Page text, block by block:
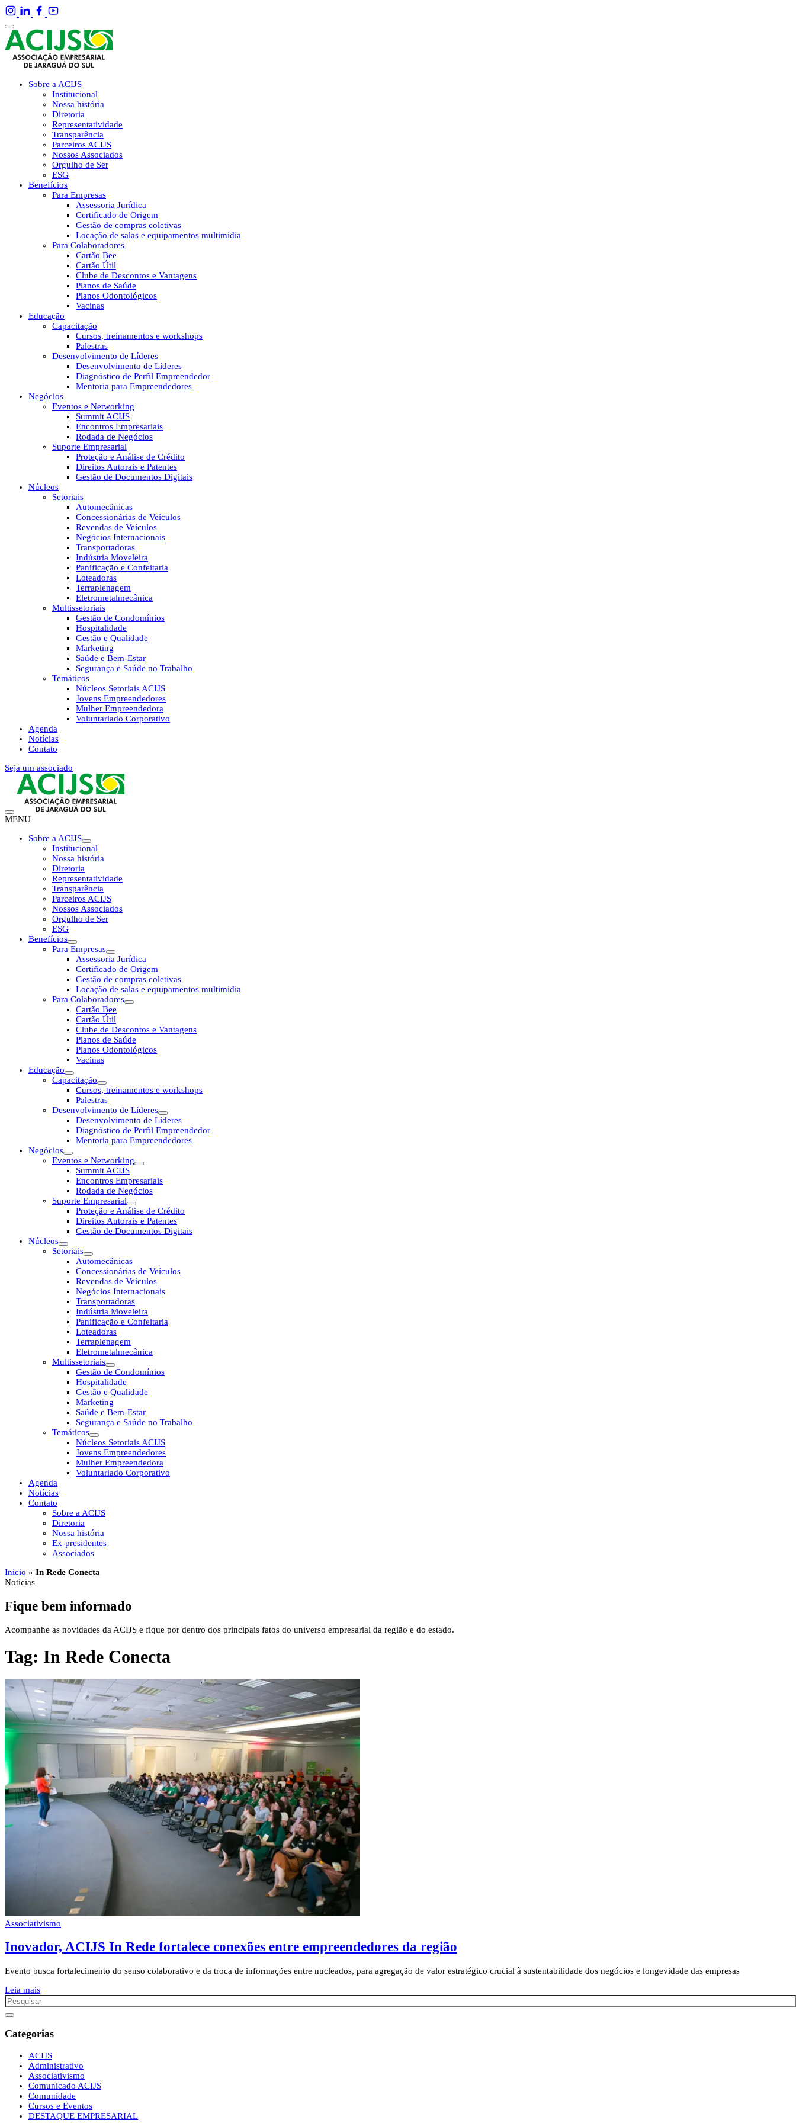
Sobre a ACIJS
Institucional
Nossa história
Diretoria
Representatividade
Transparência
Parceiros ACIJS
Nossos Associados
Orgulho de Ser
ESG
Benefícios
Para Empresas
Assessoria Jurídica
Certificado de Origem
Gestão de compras coletivas
Locação de salas e equipamentos multimídia
Para Colaboradores
Cartão Bee
Cartão Útil
Clube de Descontos e Vantagens
Planos de Saúde
Planos Odontológicos
Vacinas
Educação
Capacitação
Cursos, treinamentos e workshops
Palestras
Desenvolvimento de Líderes
Desenvolvimento de Líderes
Diagnóstico de Perfil Empreendedor
Mentoria para Empreendedores
Negócios
Eventos e Networking
Summit ACIJS
Encontros Empresariais
Rodada de Negócios
Suporte Empresarial
Proteção e Análise de Crédito
Direitos Autorais e Patentes
Gestão de Documentos Digitais
Núcleos
Setoriais
Automecânicas
Concessionárias de Veículos
Revendas de Veículos
Negócios Internacionais
Transportadoras
Indústria Moveleira
Panificação e Confeitaria
Loteadoras
Terraplenagem
Eletrometalmecânica
Multissetoriais
Gestão de Condomínios
Hospitalidade
Gestão e Qualidade
Marketing
Saúde e Bem-Estar
Segurança e Saúde no Trabalho
Temáticos
Núcleos Setoriais ACIJS
Jovens Empreendedores
Mulher Empreendedora
Voluntariado Corporativo
Agenda
Notícias
Contato
Seja um associado
MENU
Sobre a ACIJS
Institucional
Nossa história
Diretoria
Representatividade
Transparência
Parceiros ACIJS
Nossos Associados
Orgulho de Ser
ESG
Benefícios
Para Empresas
Assessoria Jurídica
Certificado de Origem
Gestão de compras coletivas
Locação de salas e equipamentos multimídia
Para Colaboradores
Cartão Bee
Cartão Útil
Clube de Descontos e Vantagens
Planos de Saúde
Planos Odontológicos
Vacinas
Educação
Capacitação
Cursos, treinamentos e workshops
Palestras
Desenvolvimento de Líderes
Desenvolvimento de Líderes
Diagnóstico de Perfil Empreendedor
Mentoria para Empreendedores
Negócios
Eventos e Networking
Summit ACIJS
Encontros Empresariais
Rodada de Negócios
Suporte Empresarial
Proteção e Análise de Crédito
Direitos Autorais e Patentes
Gestão de Documentos Digitais
Núcleos
Setoriais
Automecânicas
Concessionárias de Veículos
Revendas de Veículos
Negócios Internacionais
Transportadoras
Indústria Moveleira
Panificação e Confeitaria
Loteadoras
Terraplenagem
Eletrometalmecânica
Multissetoriais
Gestão de Condomínios
Hospitalidade
Gestão e Qualidade
Marketing
Saúde e Bem-Estar
Segurança e Saúde no Trabalho
Temáticos
Núcleos Setoriais ACIJS
Jovens Empreendedores
Mulher Empreendedora
Voluntariado Corporativo
Agenda
Notícias
Contato
Sobre a ACIJS
Diretoria
Nossa história
Ex-presidentes
Associados
Início » In Rede Conecta
Notícias
Fique bem informado
Acompanhe as novidades da ACIJS e fique por dentro dos principais fatos do universo empresarial da região e do estado.
Tag: In Rede Conecta
Associativismo
Inovador, ACIJS In Rede fortalece conexões entre empreendedores da região
Evento busca fortalecimento do senso colaborativo e da troca de informações entre nucleados, para agregação de valor estratégico crucial à sustentabilidade dos negócios e longevidade das empresas
Leia mais
Categorias
ACIJS
Administrativo
Associativismo
Comunicado ACIJS
Comunidade
Cursos e Eventos
DESTAQUE EMPRESARIAL